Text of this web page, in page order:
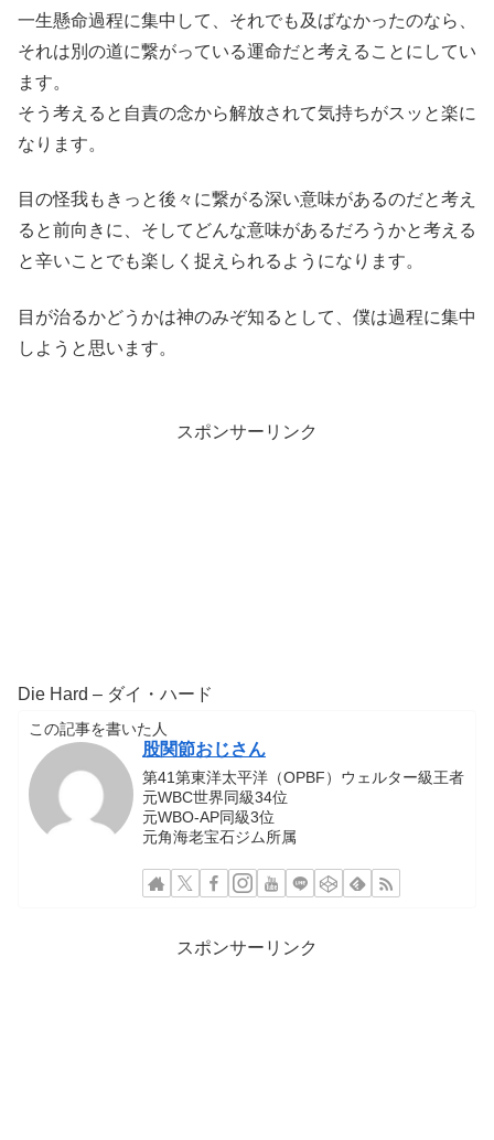
一生懸命過程に集中して、それでも及ばなかったのなら、
それは別の道に繋がっている運命だと考えることにしてい
ます。
そう考えると自責の念から解放されて気持ちがスッと楽に
なります。
目の怪我もきっと後々に繋がる深い意味があるのだと考え
ると前向きに、そしてどんな意味があるだろうかと考える
と辛いことでも楽しく捉えられるようになります。
目が治るかどうかは神のみぞ知るとして、僕は過程に集中
しようと思います。
スポンサーリンク
Die Hard – ダイ・ハード
この記事を書いた人
股関節おじさん
第41第東洋太平洋（OPBF）ウェルター級王者
元WBC世界同級34位
元WBO-AP同級3位
元角海老宝石ジム所属
スポンサーリンク